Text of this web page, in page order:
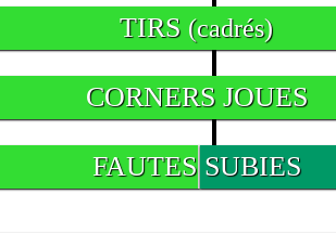
TIRS (cadrés)
CORNERS JOUES
FAUTES SUBIES